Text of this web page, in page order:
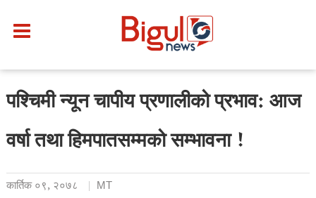
पश्चिमी न्यून चापीय प्रणालीको प्रभाव: आज
वर्षा तथा हिमपातसम्मको सम्भावना !
कार्तिक ०९, २०७८ MT